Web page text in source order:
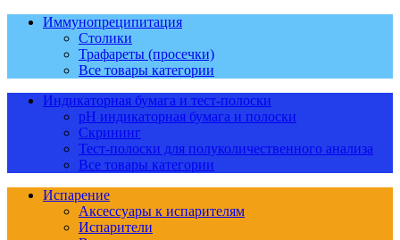
Иммунопреципитация
Столики
Трафареты (просечки)
Все товары категории
Индикаторная бумага и тест-полоски
pH индикаторная бумага и полоски
Скрининг
Тест-полоски для полуколичественного анализа
Все товары категории
Испарение
Аксессуары к испарителям
Испарители